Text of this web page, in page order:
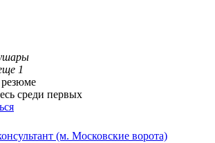
1
среди первых
(м. Московские ворота)